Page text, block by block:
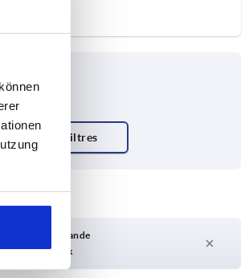
sur demande
pas en stock